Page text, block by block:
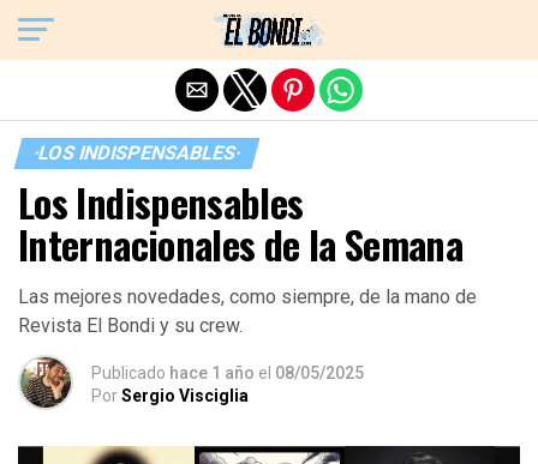
·LOS INDISPENSABLES·
Los Indispensables
Internacionales de la Semana
Las mejores novedades, como siempre, de la mano de
Revista El Bondi y su crew.
Publicado hace 1 año el 08/05/2025
PorSergio Visciglia
Exit mobile version